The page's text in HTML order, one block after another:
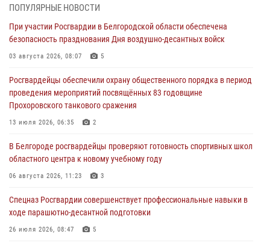
Подвиги героев‑росгвардейцев увековечили в новой музейной
экспозиции белгородского музея‑диорамы «Курская битва.
06 августа 2026, 12:05 3
В Белгороде росгвардейцы проверяют готовность спортивных школ
областного центра к новому учебному году
Росгвардия обеспечила общественную безопасность празднования
83-й годовщины освобождения г. Белгорода от немецко -
06 августа 2026, 06:54 3
Офицеры Росгвардии и ветераны войск правопорядка почтили
ПОПУЛЯРНЫЕ НОВОСТИ
При участии Росгвардии в Белгородской области обеспечена
безопасность празднования Дня воздушно-десантных войск
03 августа 2026, 08:07 5
Росгвардейцы обеспечили охрану общественного порядка в период
проведения мероприятий посвящённых 83 годовщине
Прохоровского танкового сражения
13 июля 2026, 06:35 2
В Белгороде росгвардейцы проверяют готовность спортивных школ
областного центра к новому учебному году
06 августа 2026, 11:23 3
Спецназ Росгвардии совершенствует профессиональные навыки в
ходе парашютно-десантной подготовки
26 июля 2026, 08:47 5